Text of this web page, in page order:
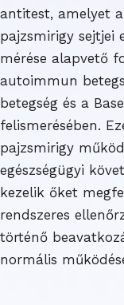
antitest, amelyet
pajzsmirigy sejtjei
mérése alapvető
autoimmun
betegség és a
felismerésében.
pajzsmirigy
egészségügyi
kezelik őket
rendszeres
történő
normális